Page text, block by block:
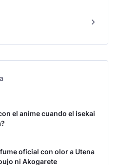
el anime cuando el isekai
oficial con olor a Utena
ni Akogarete